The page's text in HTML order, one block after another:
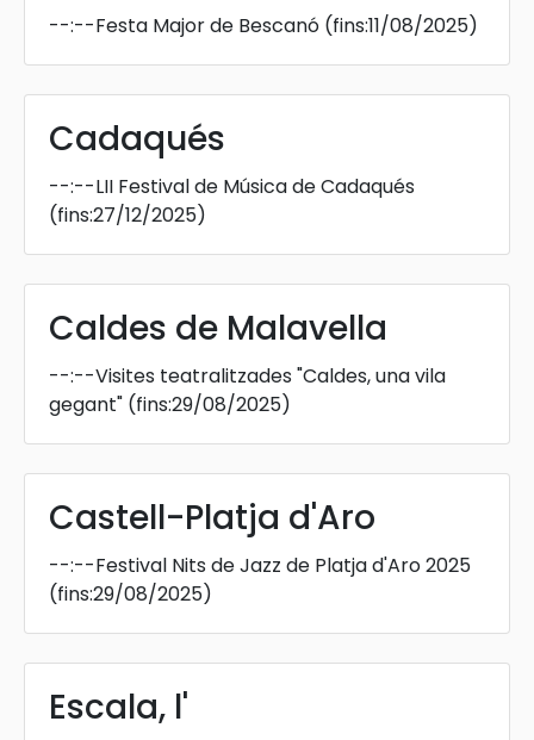
--:--Festa Major de Bescanó (fins:11/08/2025)
Cadaqués
--:--LII Festival de Música de Cadaqués
(fins:27/12/2025)
Caldes de Malavella
--:--Visites teatralitzades "Caldes, una vila
gegant" (fins:29/08/2025)
Castell-Platja d'Aro
--:--Festival Nits de Jazz de Platja d'Aro 2025
(fins:29/08/2025)
Escala, l'